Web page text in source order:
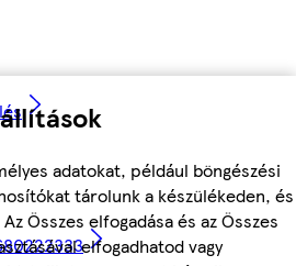
adatokat, például böngészési
tárolunk a készülékeden, és
Összes elfogadása és az Összes
elfogadhatod vagy